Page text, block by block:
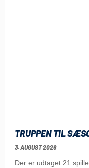
TRUPPEN TIL
3. AUGUST 2026
Der er udtaget 21